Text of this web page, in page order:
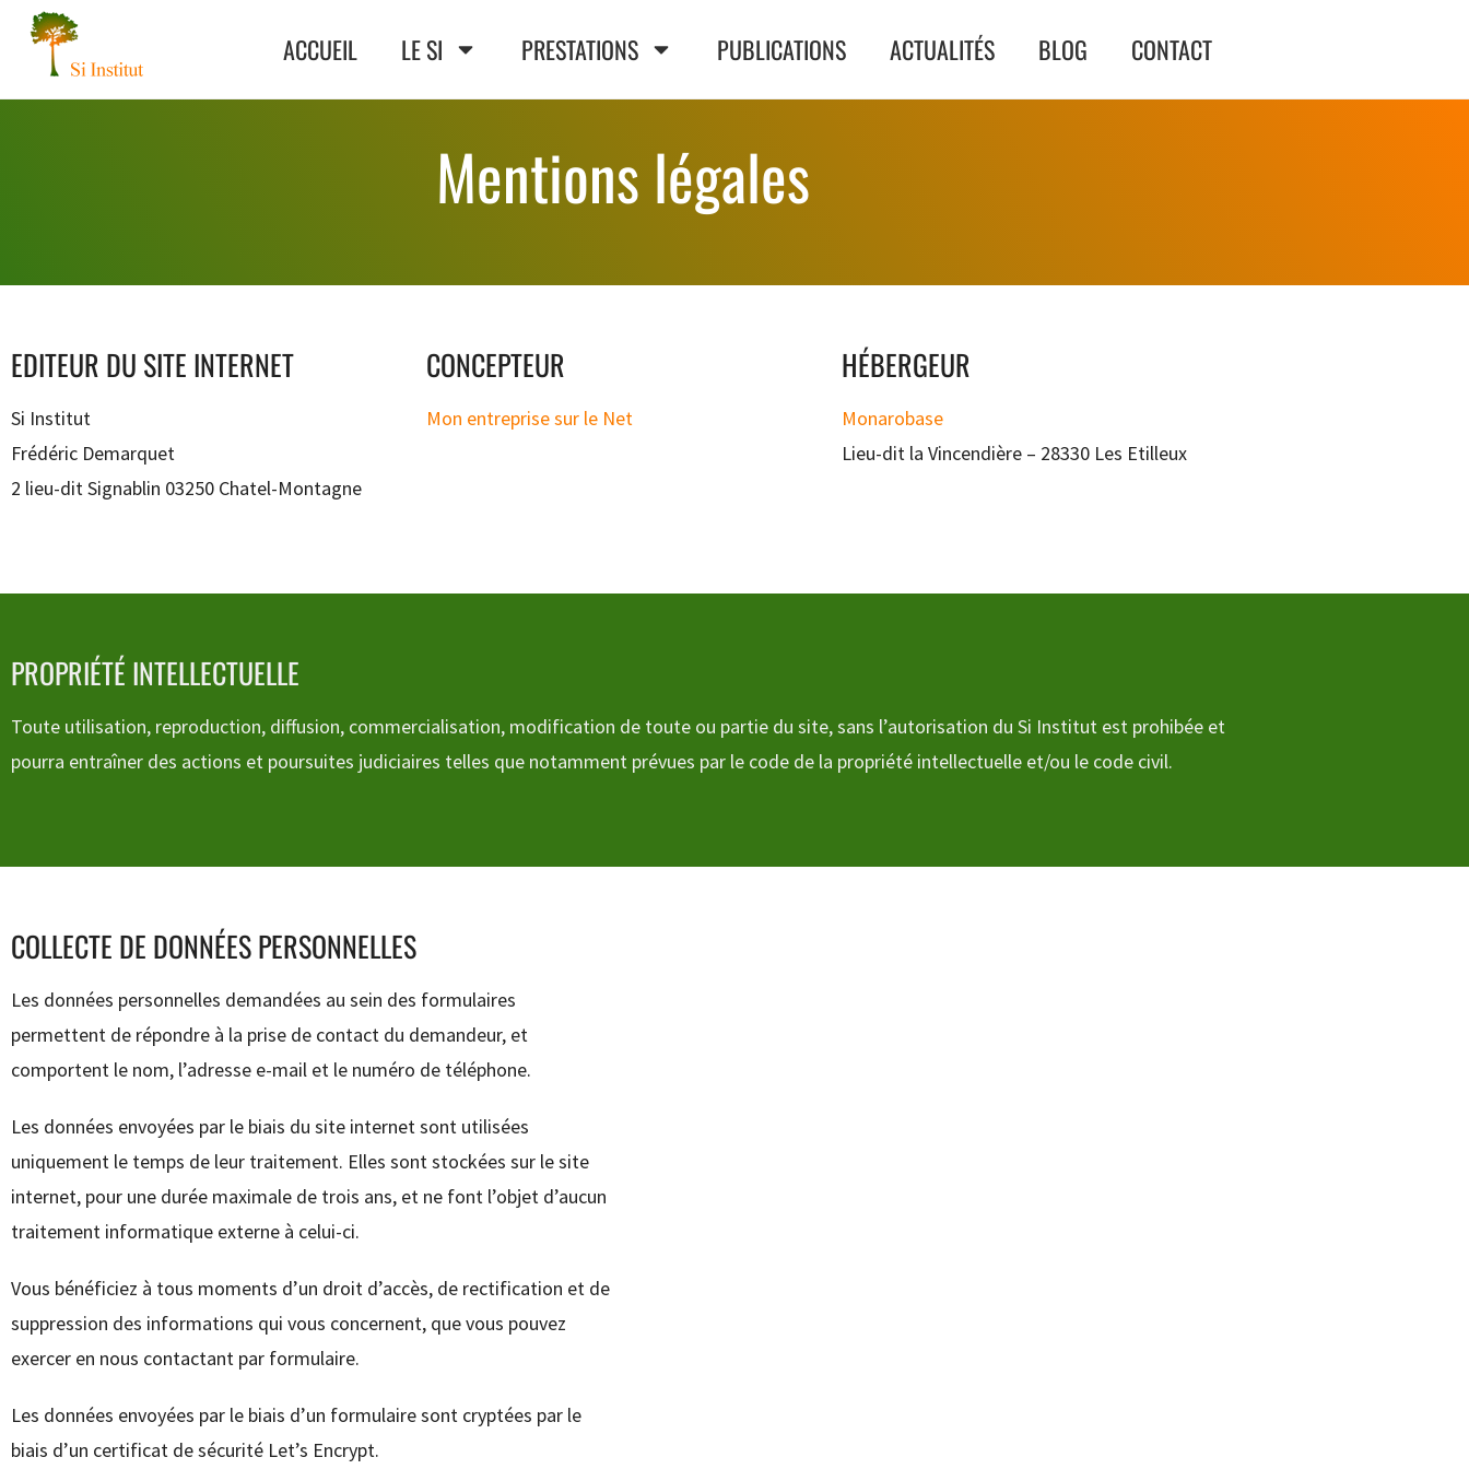
ACCUEIL LE SI PRESTATIONS PUBLICATIONS ACTUALITÉS BLOG CONTACT
Mentions légales
EDITEUR DU SITE INTERNET
Si Institut
Frédéric Demarquet
2 lieu-dit Signablin 03250 Chatel-Montagne
CONCEPTEUR
Mon entreprise sur le Net
HÉBERGEUR
Monarobase
Lieu-dit la Vincendière – 28330 Les Etilleux
PROPRIÉTÉ INTELLECTUELLE
Toute utilisation, reproduction, diffusion, commercialisation, modification de toute ou partie du site, sans l’autorisation du Si Institut est prohibée et
pourra entraîner des actions et poursuites judiciaires telles que notamment prévues par le code de la propriété intellectuelle et/ou le code civil.
COLLECTE DE DONNÉES PERSONNELLES
Les données personnelles demandées au sein des formulaires
permettent de répondre à la prise de contact du demandeur, et
comportent le nom, l’adresse e-mail et le numéro de téléphone.
Les données envoyées par le biais du site internet sont utilisées
uniquement le temps de leur traitement. Elles sont stockées sur le site
internet, pour une durée maximale de trois ans, et ne font l’objet d’aucun
traitement informatique externe à celui-ci.
Vous bénéficiez à tous moments d’un droit d’accès, de rectification et de
suppression des informations qui vous concernent, que vous pouvez
exercer en nous contactant par formulaire.
Les données envoyées par le biais d’un formulaire sont cryptées par le
biais d’un certificat de sécurité Let’s Encrypt.